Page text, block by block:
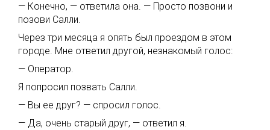
— Конечно, — ответила она. — Просто позвони и
позови Салли.
Через три месяца я опять был проездом в этом
городе. Мне ответил другой, незнакомый голос:
— Оператор.
Я попросил позвать Салли.
— Вы ее друг? — спросил голос.
— Да, очень старый друг, — ответил я.